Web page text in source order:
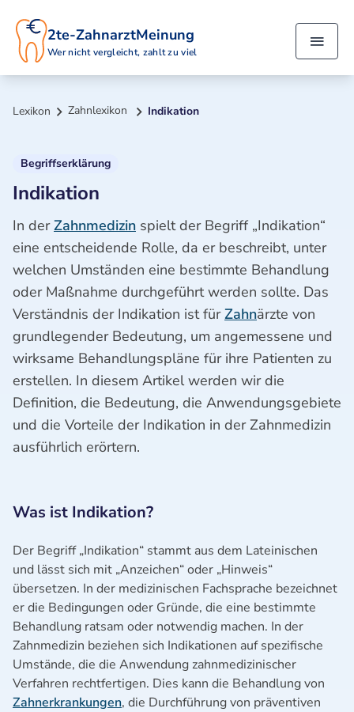
2te-ZahnarztMeinung
Wer nicht vergleicht, zahlt zu viel
Lexikon Zahnlexikon Indikation
Begriffserklärung
Indikation
In derZahnmedizin spielt der Begriff „Indikation“
eine entscheidende Rolle, da er beschreibt, unter
welchen Umständen eine bestimmte Behandlung
oder Maßnahme durchgeführt werden sollte. Das
Verständnis der Indikation ist fürZahnärzte von
grundlegender Bedeutung, um angemessene und
wirksame Behandlungspläne für ihre Patienten zu
erstellen. In diesem Artikel werden wir die
Definition, die Bedeutung, die Anwendungsgebiete
und die Vorteile der Indikation in der Zahnmedizin
ausführlich erörtern.
Was ist Indikation?
Der Begriff „Indikation“ stammt aus dem Lateinischen
und lässt sich mit „Anzeichen“ oder „Hinweis“
übersetzen. In der medizinischen Fachsprache bezeichnet
er die Bedingungen oder Gründe, die eine bestimmte
Behandlung ratsam oder notwendig machen. In der
Zahnmedizin beziehen sich Indikationen auf spezifische
Umstände, die die Anwendung zahnmedizinischer
Verfahren rechtfertigen. Dies kann die Behandlung von
Zahnerkrankungen, die Durchführung von präventiven